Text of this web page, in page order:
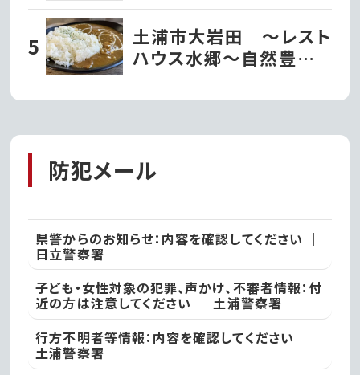
堪能するパリッとモチモ
チの極上チョコバナナク
レープ!!
土浦市大岩田｜〜レスト
ハウス水郷〜自然豊か
べる「常陸牛すじカレー」
防犯メール
県警からのお知らせ：内容を確認してください ｜
日立警察署
子ども・女性対象の犯罪、声かけ、不審者情報：付
近の方は注意してください ｜ 土浦警察署
行方不明者等情報：内容を確認してください ｜
土浦警察署